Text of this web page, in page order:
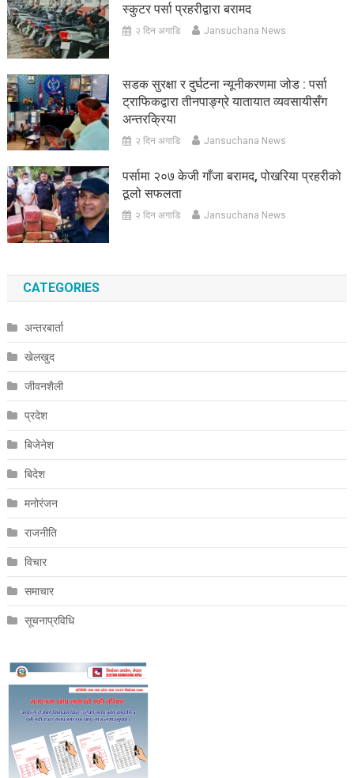
स्कुटर पर्सा प्रहरीद्वारा बरामद
२ दिन अगाडि Jansuchana News
सडक सुरक्षा र दुर्घटना न्यूनीकरणमा जोड : पर्सा
ट्राफिकद्वारा तीनपाङ्ग्रे यातायात व्यवसायीसँग
अन्तरक्रिया
२ दिन अगाडि Jansuchana News
पर्सामा २०७ केजी गाँजा बरामद, पोखरिया प्रहरीको
ठूलो सफलता
२ दिन अगाडि Jansuchana News
CATEGORIES
अन्तरबार्ता
खेलखुद
जीवनशैली
प्रदेश
बिजेनेश
बिदेश
मनोरंजन
राजनीति
विचार
समाचार
सूचनाप्रविधि